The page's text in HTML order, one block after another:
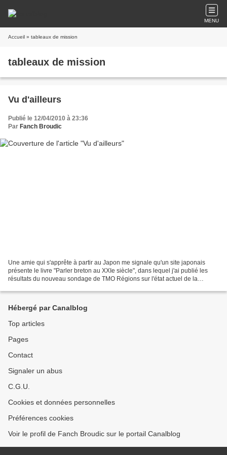
MENU
Accueil » tableaux de mission
tableaux de mission
Vu d'ailleurs
Publié le 12/04/2010 à 23:36
Par Fanch Broudic
Une amie qui s'apprête à partir au Japon me signale qu'un site japonais
présente le livre "Parler breton au XXIe siècle", dans lequel j'ai publié les
résultats du nouveau sondage de TMO Régions sur l'état actuel de la
Hébergé par Canalblog
Top articles
Pages
Contact
Signaler un abus
C.G.U.
Cookies et données personnelles
Préférences cookies
Voir le profil de Fanch Broudic sur le portail Canalblog